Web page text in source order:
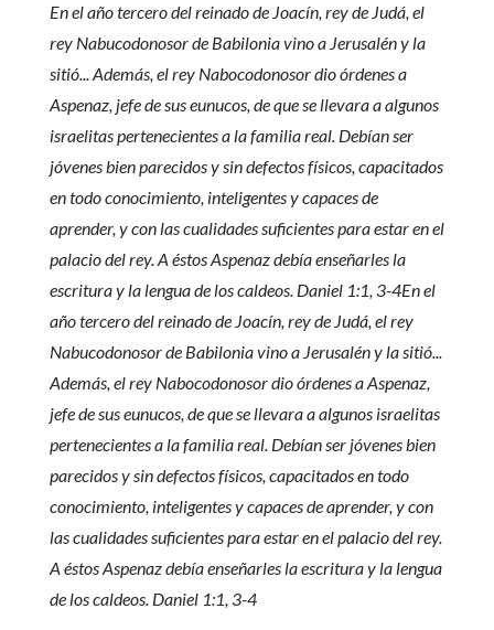
En el año tercero del reinado de Joacín, rey de Judá, el
rey Nabucodonosor de Babilonia vino a Jerusalén y la
sitió... Además, el rey Nabocodonosor dio órdenes a
Aspenaz, jefe de sus eunucos, de que se llevara a algunos
israelitas pertenecientes a la familia real. Debían ser
jóvenes bien parecidos y sin defectos físicos, capacitados
en todo conocimiento, inteligentes y capaces de
aprender, y con las cualidades suficientes para estar en el
palacio del rey. A éstos Aspenaz debía enseñarles la
escritura y la lengua de los caldeos. Daniel 1:1, 3-4En el
año tercero del reinado de Joacín, rey de Judá, el rey
Nabucodonosor de Babilonia vino a Jerusalén y la sitió...
Además, el rey Nabocodonosor dio órdenes a Aspenaz,
jefe de sus eunucos, de que se llevara a algunos israelitas
pertenecientes a la familia real. Debían ser jóvenes bien
parecidos y sin defectos físicos, capacitados en todo
conocimiento, inteligentes y capaces de aprender, y con
las cualidades suficientes para estar en el palacio del rey.
A éstos Aspenaz debía enseñarles la escritura y la lengua
de los caldeos. Daniel 1:1, 3-4